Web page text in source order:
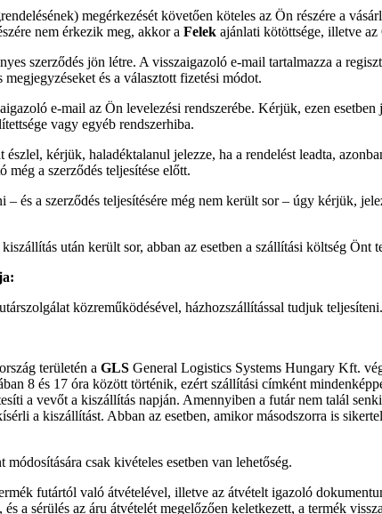
megérkezését követően köteles az Ön részére a
nem érkezik meg, akkor a Felek ajánlati kötöttsége, illetve
szerződés jön létre. A visszaigazoló e-mail tartalmazza a
és a választott fizetési módot.
e-mail az Ön levelezési rendszerébe. Kérjük, ezen
vagy egyéb rendszerhiba.
kérjük, haladéktalanul jelezze, ha a rendelést leadta,
még a szerződés teljesítése előtt.
és a szerződés teljesítésére még nem került sor – úgy kérjük,
után került sor, abban az esetben a szállítási költség Önt
közreműködésével, házhozszállítással tudjuk teljesíteni.
területén a GLS General Logistics Systems Hungary Kft.
8 és 17 óra között történik, ezért szállítási címként
a vevőt a kiszállítás napján. Amennyiben a futár nem talál
a kiszállítást. Abban az esetben, amikor másodszorra is
csak kivételes esetben van lehetőség.
futártól való átvételével, illetve az átvételt igazoló
a sérülés az áru átvételét megelőzően keletkezett, a termék